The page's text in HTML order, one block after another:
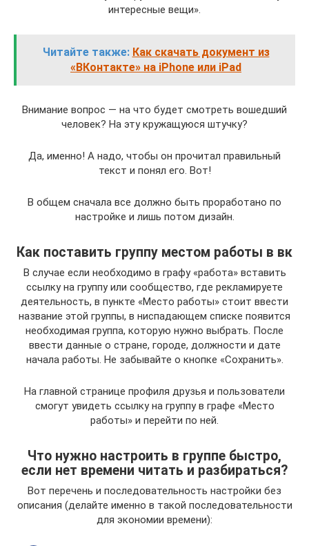
интересные вещи».
Читайте также: Как скачать документ из
«ВКонтакте» на iPhone или iPad
Внимание вопрос — на что будет смотреть вошедший
человек? На эту кружащуюся штучку?
Да, именно! А надо, чтобы он прочитал правильный
текст и понял его. Вот!
В общем сначала все должно быть проработано по
настройке и лишь потом дизайн.
Как поставить группу местом работы в вк
В случае если необходимо в графу «работа» вставить
ссылку на группу или сообщество, где рекламируете
деятельность, в пункте «Место работы» стоит ввести
название этой группы, в ниспадающем списке появится
необходимая группа, которую нужно выбрать. После
ввести данные о стране, городе, должности и дате
начала работы. Не забывайте о кнопке «Сохранить».
На главной странице профиля друзья и пользователи
смогут увидеть ссылку на группу в графе «Место
работы» и перейти по ней.
Что нужно настроить в группе быстро,
если нет времени читать и разбираться?
Вот перечень и последовательность настройки без
описания (делайте именно в такой последовательности
для экономии времени):